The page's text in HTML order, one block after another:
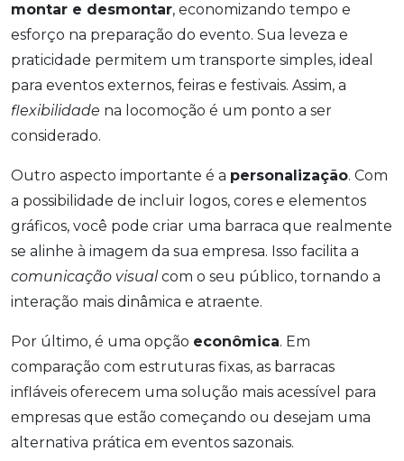
montar e desmontar, economizando tempo e
esforço na preparação do evento. Sua leveza e
praticidade permitem um transporte simples, ideal
para eventos externos, feiras e festivais. Assim, a
flexibilidade na locomoção é um ponto a ser
considerado.
Outro aspecto importante é a personalização. Com
a possibilidade de incluir logos, cores e elementos
gráficos, você pode criar uma barraca que realmente
se alinhe à imagem da sua empresa. Isso facilita a
comunicação visualcom o seu público, tornando a
interação mais dinâmica e atraente.
Por último, é uma opção econômica. Em
comparação com estruturas fixas, as barracas
infláveis oferecem uma solução mais acessível para
empresas que estão começando ou desejam uma
alternativa prática em eventos sazonais.